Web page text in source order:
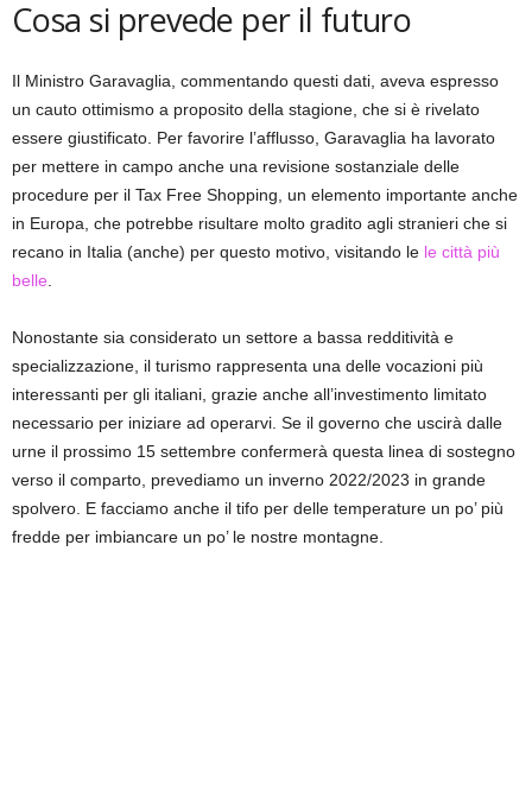
Cosa si prevede per il futuro
Il Ministro Garavaglia, commentando questi dati, aveva espresso
un cauto ottimismo a proposito della stagione, che si è rivelato
essere giustificato. Per favorire l’afflusso, Garavaglia ha lavorato
per mettere in campo anche una revisione sostanziale delle
procedure per il Tax Free Shopping, un elemento importante anche
in Europa, che potrebbe risultare molto gradito agli stranieri che si
recano in Italia (anche) per questo motivo, visitando le le città più
belle
Nonostante sia considerato un settore a bassa redditività e
specializzazione, il turismo rappresenta una delle vocazioni più
interessanti per gli italiani, grazie anche all’investimento limitato
necessario per iniziare ad operarvi. Se il governo che uscirà dalle
urne il prossimo 15 settembre confermerà questa linea di sostegno
verso il comparto, prevediamo un inverno 2022/2023 in grande
spolvero. E facciamo anche il tifo per delle temperature un po’ più
fredde per imbiancare un po’ le nostre montagne.